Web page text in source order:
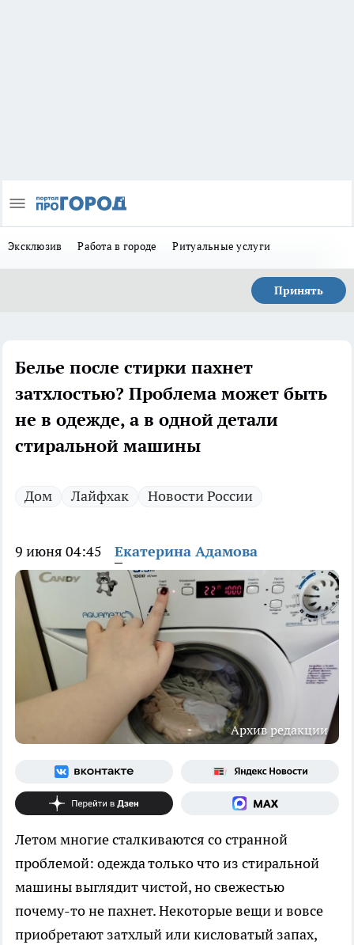
Эксклюзив Работа в городе Ритуальные услуги
Принять
Белье после стирки пахнет
затхлостью? Проблема может быть
не в одежде, а в одной детали
стиральной машины
Дом Лайфхак Новости России
9 июня 04:45 Екатерина Адамова
Архив редакции
Летом многие сталкиваются со странной
проблемой: одежда только что из стиральной
машины выглядит чистой, но свежестью
почему-то не пахнет. Некоторые вещи и вовсе
приобретают затхлый или кисловатый запах,